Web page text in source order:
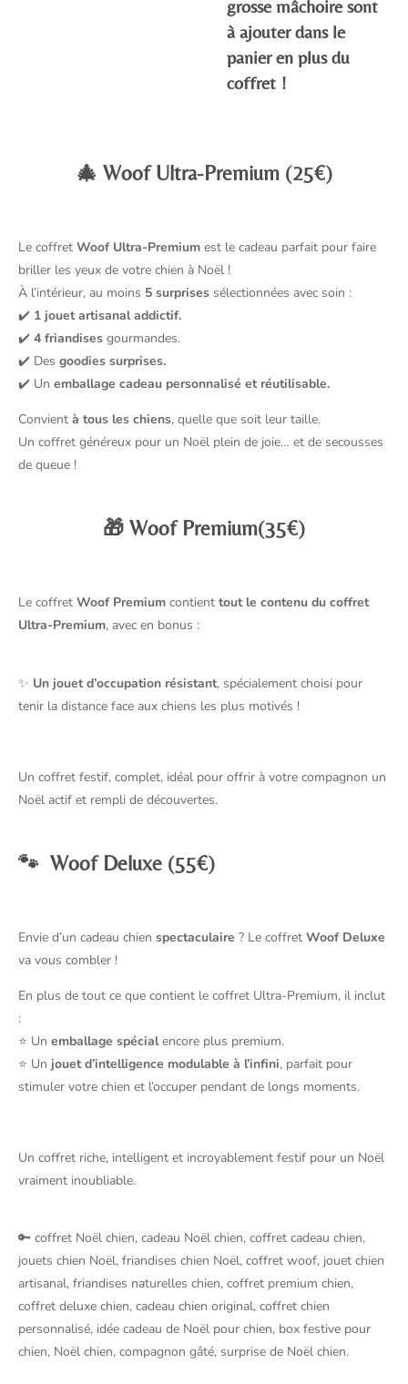
grosse mâchoire sont
à ajouter dans le
panier en plus du
coffret !
🎄 Woof Ultra-Premium (25€)
Le coffret Woof Ultra-Premium est le cadeau parfait pour faire
briller les yeux de votre chien à Noël !
À l’intérieur, au moins 5 surprises sélectionnées avec soin :
✔️ 1 jouet artisanal addictif.
✔️ 4 friandises gourmandes.
✔️ Des goodies surprises.
✔️ Un emballage cadeau personnalisé et réutilisable.
Convient à tous les chiens, quelle que soit leur taille.
Un coffret généreux pour un Noël plein de joie… et de secousses
de queue !
🎁 Woof Premium(35€)
Le coffret Woof Premium contient tout le contenu du coffret
Ultra-Premium, avec en bonus :
✨ Un jouet d’occupation résistant, spécialement choisi pour
tenir la distance face aux chiens les plus motivés !
Un coffret festif, complet, idéal pour offrir à votre compagnon un
Noël actif et rempli de découvertes.
🐾 Woof Deluxe (55€)
Envie d’un cadeau chien spectaculaire ? Le coffret Woof Deluxe
va vous combler !
En plus de tout ce que contient le coffret Ultra-Premium, il inclut
:
⭐ Un emballage spécialencore plus premium.
⭐ Un jouet d’intelligence modulable à l’infini, parfait pour
stimuler votre chien et l’occuper pendant de longs moments.
Un coffret riche, intelligent et incroyablement festif pour un Noël
vraiment inoubliable.
🔑 coffret Noël chien, cadeau Noël chien, coffret cadeau chien,
jouets chien Noël, friandises chien Noël, coffret woof, jouet chien
artisanal, friandises naturelles chien, coffret premium chien,
coffret deluxe chien, cadeau chien original, coffret chien
personnalisé, idée cadeau de Noël pour chien, box festive pour
chien, Noël chien, compagnon gâté, surprise de Noël chien.